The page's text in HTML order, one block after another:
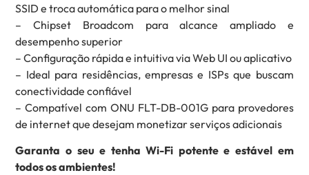
SSID e troca automática para o melhor sinal
– Chipset Broadcom para alcance ampliado e
desempenho superior
– Configuração rápida e intuitiva via Web UI ou aplicativo
– Ideal para residências, empresas e ISPs que buscam
conectividade confiável
– Compatível com ONU FLT-DB-001G para provedores
de internet que desejam monetizar serviços adicionais
Garanta o seu e tenha Wi-Fi potente e estável em
todos os ambientes!